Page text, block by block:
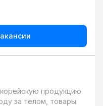
продукцию
за телом, товары